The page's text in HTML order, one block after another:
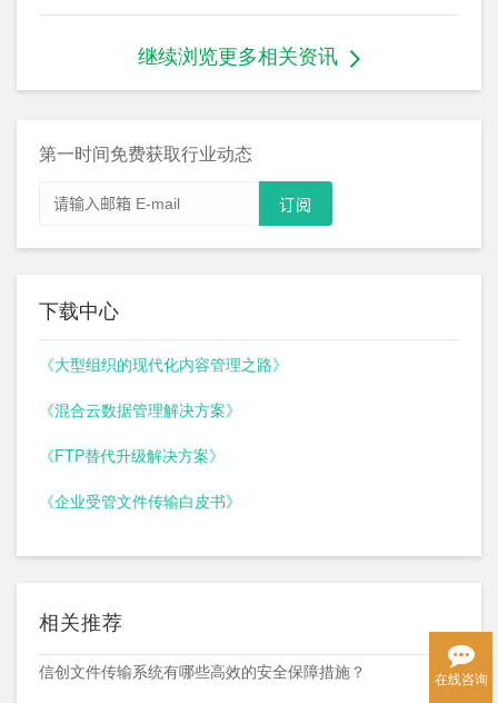
继续浏览更多相关资讯
第一时间免费获取行业动态
下载中心
《大型组织的现代化内容管理之路》
《混合云数据管理解决方案》
《FTP替代升级解决方案》
《企业受管文件传输白皮书》
相关推荐
信创文件传输系统有哪些高效的安全保障措施？
在线咨询